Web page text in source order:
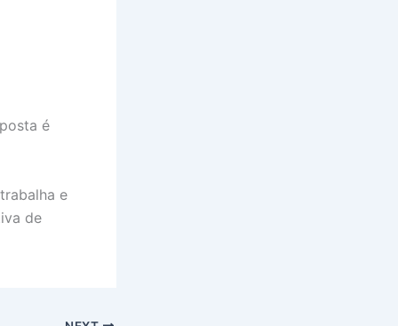
é
e
de